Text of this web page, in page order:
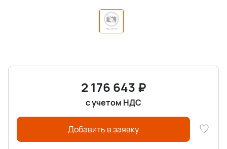
2 176 643 ₽
с учетом НДС
Добавить в заявку